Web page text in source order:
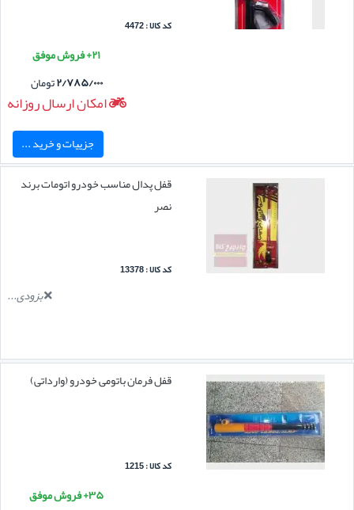
کد کالا : 4472
۲۱+ فروش موفق
۲/۷۸۵/۰۰۰تومان
امکان ارسال روزانه
جزییات و خرید ...
قفل پدال مناسب خودرو اتومات برند
نصر
کد کالا : 13378
بزودی...
قفل فرمان باتومی خودرو (وارداتی)
کد کالا : 1215
۳۵+ فروش موفق